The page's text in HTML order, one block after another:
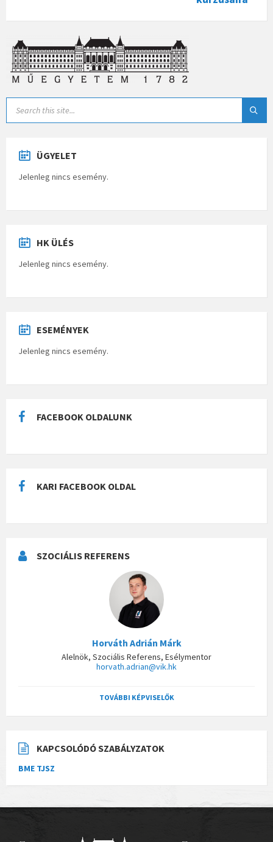
ÜGYELET
Jelenleg nincs esemény.
HK ÜLÉS
Jelenleg nincs esemény.
ESEMÉNYEK
Jelenleg nincs esemény.
FACEBOOK OLDALUNK
KARI FACEBOOK OLDAL
SZOCIÁLIS REFERENS
Horváth Adrián Márk
Alelnök, Szociális Referens, Esélymentor
horvath.adrian@vik.hk
TOVÁBBI KÉPVISELŐK
KAPCSOLÓDÓ SZABÁLYZATOK
BME TJSZ